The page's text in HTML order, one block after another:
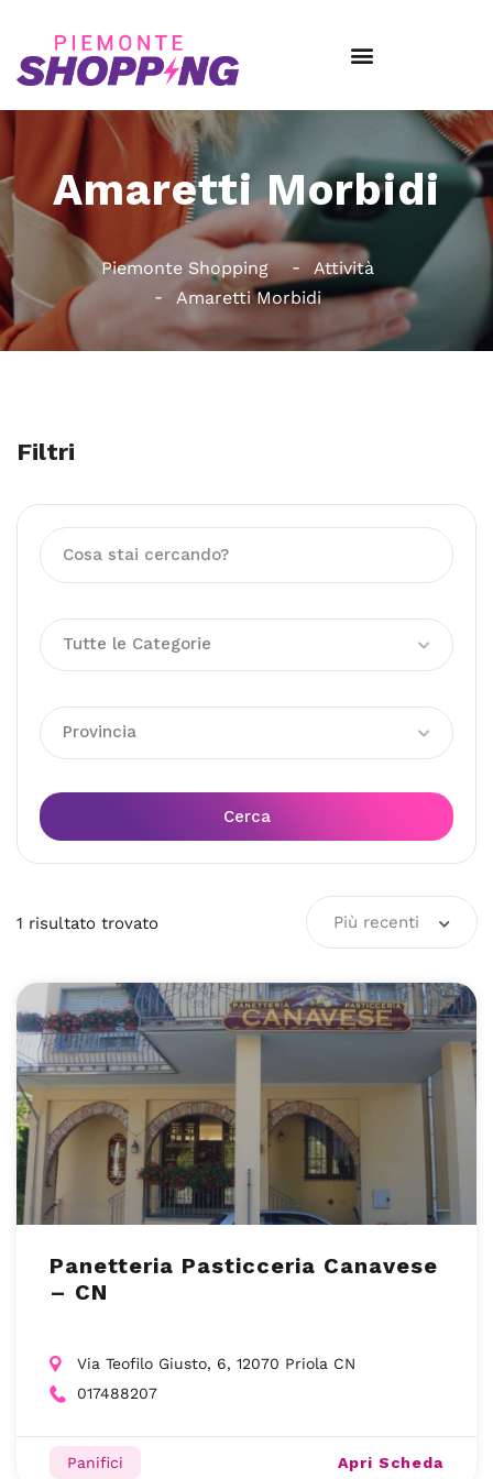
Amaretti Morbidi
Piemonte Shopping
Attività
Amaretti Morbidi
Filtri
Tutte le Categorie
Provincia
Cerca
1 risultato trovato Più recenti
Panetteria Pasticceria Canavese
– CN
Via Teofilo Giusto, 6, 12070 Priola CN
017488207
Panifici Apri Scheda